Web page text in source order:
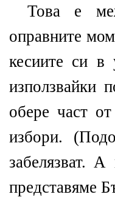
Това е
оправните
кесиите си в
използвайки
обере част
избори.
забелязват. А
представяме